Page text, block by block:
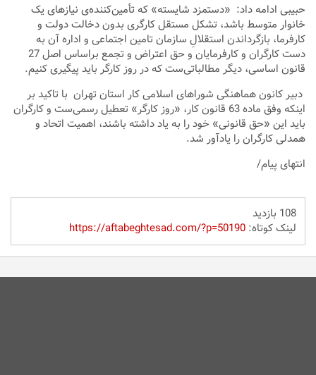
حبیبی ادامه داد: «دستمزد شایسته» که تأمین‌کننده‌ی نیازهای یک
خانوار متوسط باشد، تشکل مستقل کارگری بدون دخالت دولت و
کارفرما، بازگرداندن استقلالِ سازمان تامین اجتماعی و اداره آن به
دست کارگران و کارفرمایان و حق اعتراض و تجمع براساس اصل 27
قانون اساسی، دیگر مطالباتی‌ست که در روز کارگر باید پیگیری کنیم.
دبیر کانون هماهنگی شوراهای اسلامی کار استان تهران با تاکید بر
اینکه وفق ماده 63 قانون کار، «روز کارگر» تعطیل رسمی‌ست و کارگران
باید این «حق قانونی» خود را به یاد داشته باشند، اهمیت اتحاد و
همدلی کارگران را یادآور شد.
انتهای پیام/
108 بازدید
لینک کوتاه:https://aftabeghtesad.com/?p=50190